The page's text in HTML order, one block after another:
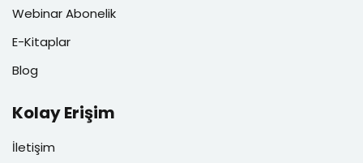
Webinar Abonelik
E-Kitaplar
Blog
Kolay Erişim
İletişim